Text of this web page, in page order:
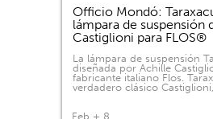
Officio Mondó:
lámpara de suspensión
Castiglioni para FLOS®
La lámpara de suspensión
diseñada por Achille
fabricante italiano Flos.
verdadero clásico
Feb + 8